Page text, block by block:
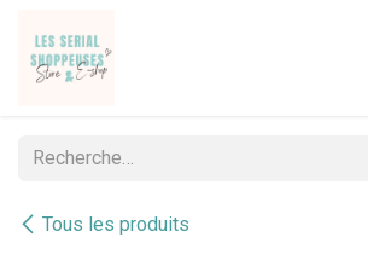
Tous les produits